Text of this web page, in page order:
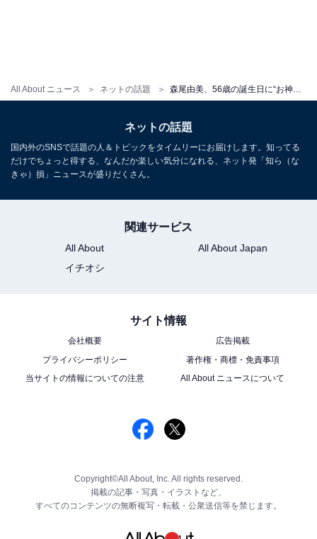
All About ニュース ネットの話題 森尾由美、56歳の誕生日に“お神セブン”メンバーとのショットを公開！ 「みなさんおキレイで、素敵」
ネットの話題
国内外のSNSで話題の人＆トピックをタイムリーにお届けします。知ってる
だけでちょっと得する、なんだか楽しい気分になれる、ネット発「知ら（な
きゃ）損」ニュースが盛りだくさん。
関連サービス
All About
All About Japan
イチオシ
サイト情報
会社概要
広告掲載
プライバシーポリシー
著作権・商標・免責事項
当サイトの情報についての注意
All About ニュースについて
Copyright©All About, Inc. All rights reserved.
掲載の記事・写真・イラストなど、
すべてのコンテンツの無断複写・転載・公衆送信等を禁じます。